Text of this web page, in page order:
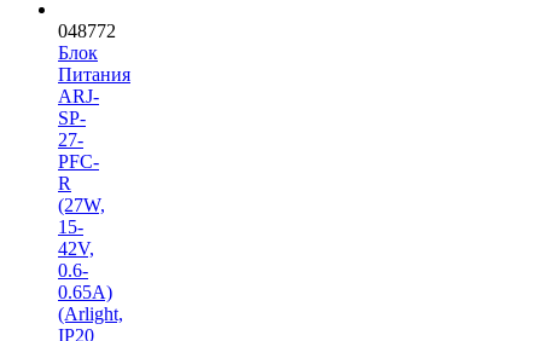
048772
Блок
Питания
ARJ-
SP-
27-
PFC-
R
(27W,
15-
42V,
0.6-
0.65A)
(Arlight,
IP20